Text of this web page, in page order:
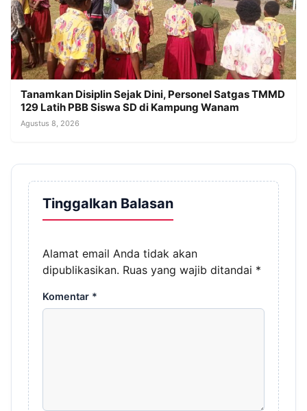
Tanamkan Disiplin Sejak Dini, Personel Satgas TMMD
129 Latih PBB Siswa SD di Kampung Wanam
Agustus 8, 2026
Tinggalkan Balasan
Alamat email Anda tidak akan
dipublikasikan. Ruas yang wajib ditandai *
Komentar *